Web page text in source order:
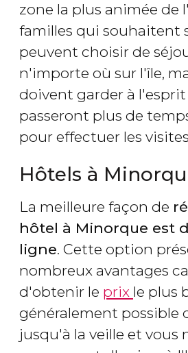
zone la plus animée de
familles qui souhaitent
peuvent choisir de
n'importe où sur l'île,
doivent garder à l'esprit
passeront plus de
pour effectuer les
Hôtels à
La meilleure façon de
hôtel à Minorque est
ligne. Cette option
nombreux avantages
d'obtenir le prix le plus
généralement possible
jusqu'à la veille et vous